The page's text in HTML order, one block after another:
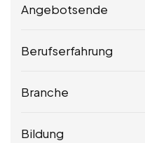
Angebotsende
Berufserfahrung
Branche
Bildung